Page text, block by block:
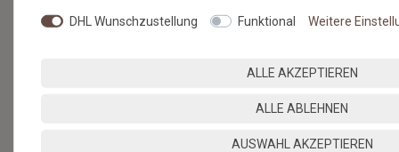
DHL Wunschzustellung Funktional Weitere
ALLE AKZEPTIEREN
ALLE ABLEHNEN
AUSWAHL AKZEPTIEREN